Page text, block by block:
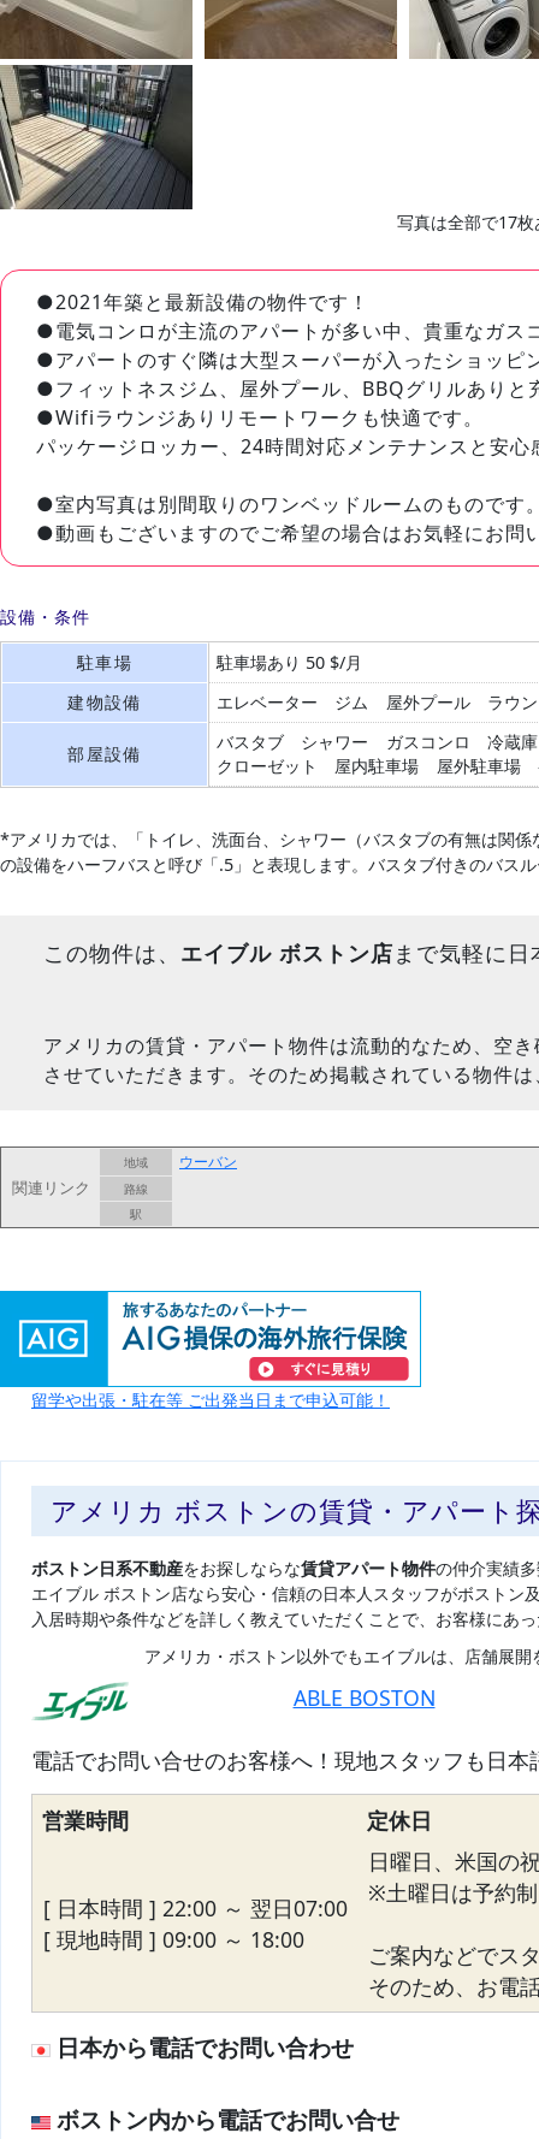
写真は全部で17
●2021年築と最新設備の物件です！
●電気コンロが主流のアパートが多い中、貴重なガス
●アパートのすぐ隣は大型スーパーが入ったショッ
●フィットネスジム、屋外プール、BBQグリルありと
●Wifiラウンジありリモートワークも快適です。
パッケージロッカー、24時間対応メンテナンスと安心
●室内写真は別間取りのワンベッドルームのものです
●動画もございますのでご希望の場合はお気軽にお問
設備・条件
駐車場
駐車場あり 50 $/月
建物設備
エレベーター ジム 屋外プール ラウ
部屋設備
バスタブ シャワー ガスコンロ
冷蔵庫
クローゼット
屋内駐車場 屋外駐車場
*アメリカでは、「トイレ、洗面台、シャワー（バスタブの有無は関
の設備をハーフバスと呼び「.5」と表現します。バスタブ付きのバス
この物件は、 エイブル ボストン店 まで気軽に
アメリカの賃貸・アパート物件は流動的なため、空
させていただきます。そのため掲載されている物件
関連リンク
地域 ウーバン
路線
駅
留学や出張・駐在等 ご出発当日まで申込可能！
アメリカ ボストンの賃貸・アパート
ボストン日系不動産をお探しならな賃貸アパート物件の仲介実績
エイブル ボストン店なら安心・信頼の日本人スタッフがボストン
入居時期や条件などを詳しく教えていただくことで、お客様にあ
アメリカ・ボストン以外でもエイブルは、店舗展
ABLE BOSTON
電話でお問い合せのお客様へ！現地スタッフも日
営業時間 定休日
[ 日本時間 ] 22:00 ～ 翌日07:00
[ 現地時間 ] 09:00 ～ 18:00
日曜日、米国の
※土曜日は予約制
ご案内などでス
そのため、お電
日本から電話でお問い合わせ
ボストン内から電話でお問い合せ